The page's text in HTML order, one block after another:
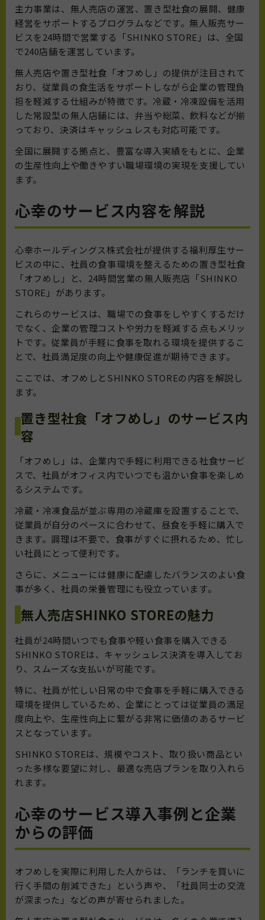
主力事業は、無人売店の運営、置き型社食の展開、健康
経営をサポートするプログラムなどです。無人販売サー
ビスを24時間で営業する「SHINKO STORE」は、全国
で240店舗を運営しています。
無人売店や置き型社食「オフめし」の提供が注目されて
おり、従業員の食生活をサポートしながら企業の管理負
担を軽減する仕組みが特徴です。冷蔵・冷凍設備を活用
した常設型の無人店舗には、弁当や総菜、飲料などが揃
っており、決済はキャッシュレスも対応可能です。
全国に展開する拠点と、豊富な導入実績をもとに、企業
の生産性向上や働きやすい職場環境の実現を支援してい
ます。
心幸のサービス内容を解説
心幸ホールディングス株式会社が提供する福利厚生サー
ビスの中に、 社員の食事環境を整えるための置き型社食
「オフめし」と、24時間営業の無人販売店「SHINKO
STORE」があります。
これらのサービスは、職場での食事をしやすくするだけ
でなく、企業の管理コストや労力を軽減する点もメリッ
トです。従業員が手軽に食事を取れる環境を提供するこ
とで、社員満足度の向上や健康促進が期待できます。
ここでは、オフめしとSHINKO STOREの内容を解説し
ます。
置き型社食「オフめし」のサービス内
容
「オフめし」は、企業内で手軽に利用できる社食サービ
スで、社員がオフィス内でいつでも温かい食事を楽しめ
るシステムです。
冷蔵・冷凍食品が並ぶ専用の冷蔵庫を設置することで、
従業員が自分のペースに合わせて、昼食を手軽に購入で
きます。調理は不要で、食事がすぐに摂れるため、忙し
い社員にとって便利です。
さらに、メニューには健康に配慮したバランスのよい食
事が多く、社員の栄養管理にも役立っています。
無人売店SHINKO STOREの魅力
社員が24時間いつでも食事や軽い食事を購入できる
SHINKO STOREは、キャッシュレス決済を導入してお
り、スムーズな支払いが可能です。
特に、社員が忙しい日常の中で食事を手軽に購入できる
環境を提供しているため、企業にとっては従業員の満足
度向上や、生産性向上に繋がる非常に価値のあるサービ
スとなっています。
SHINKO STOREは、規模やコスト、取り扱い商品とい
った多様な要望に対し、最適な売店プランを取り入れら
れます。
心幸のサービス導入事例と企業
からの評価
オフめしを実際に利用した人からは、「ランチを買いに
行く手間の削減できた」という声や、「社員同士の交流
が深まった」などの声が寄せられました。